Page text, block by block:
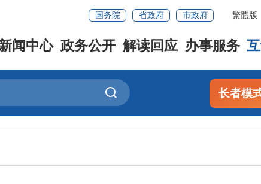
国务院 省政府 市政府 繁體版
闻中心 政务公开 解读回应 办事服务
长者模